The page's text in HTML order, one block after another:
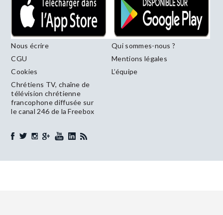
Nous écrire
Qui sommes-nous ?
CGU
Mentions légales
Cookies
L’équipe
Chrétiens TV, chaîne de
télévision chrétienne
francophone diffusée sur
le canal 246 de la Freebox